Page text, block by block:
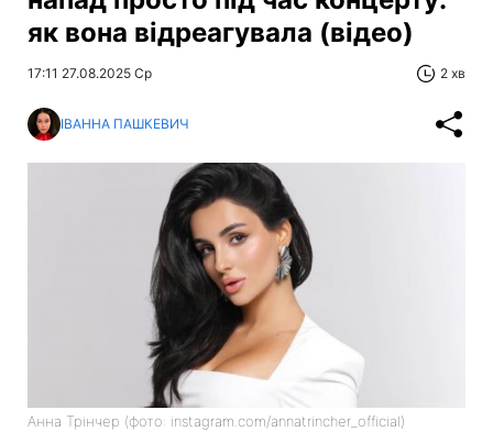
як вона відреагувала (відео)
17:11 27.08.2025 Ср 2 хв
ІВАННА ПАШКЕВИЧ
Анна Трінчер (фото: instagram.com/annatrincher_official)